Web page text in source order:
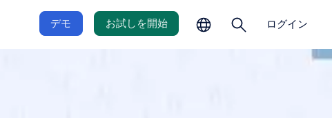
デモ お試しを開始
く
ログイン